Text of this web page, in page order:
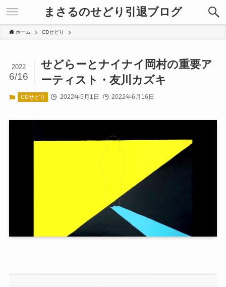
まさるのせどり引退ブログ
ホーム CDせどり
せどらーとナイナイ岡村の重要ア
ーティスト・友川カズキ
2022
6/16
CDせどり 2022年5月1日 2022年6月16日